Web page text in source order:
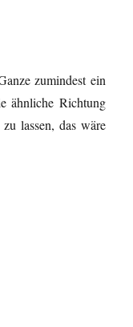
zumindest ein
ähnliche Richtung
lassen, das wäre